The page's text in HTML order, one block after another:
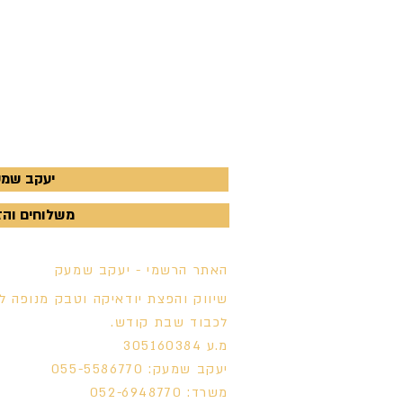
יעקב שמעק -
משלוחים והזמנות -
האתר הרשמי - יעקב שמעק
שיווק והפצת יודאיקה וטבק מנופה
לכבוד שבת קודש.
מ.ע 305160384
יעקב שמעק: 055-5586770
משרד: 052-6948770